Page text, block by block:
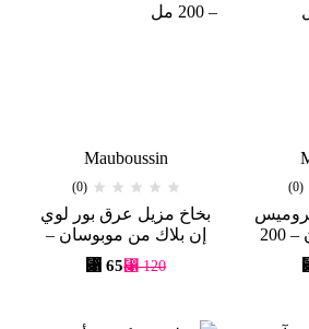
(0)
مي من موبوسان – 200
Mauboussin
(0)
بخاخ مزيل عرق بور لوي
إن بلاك من موبوسان –
200 مل
⃁120
⃁ 65